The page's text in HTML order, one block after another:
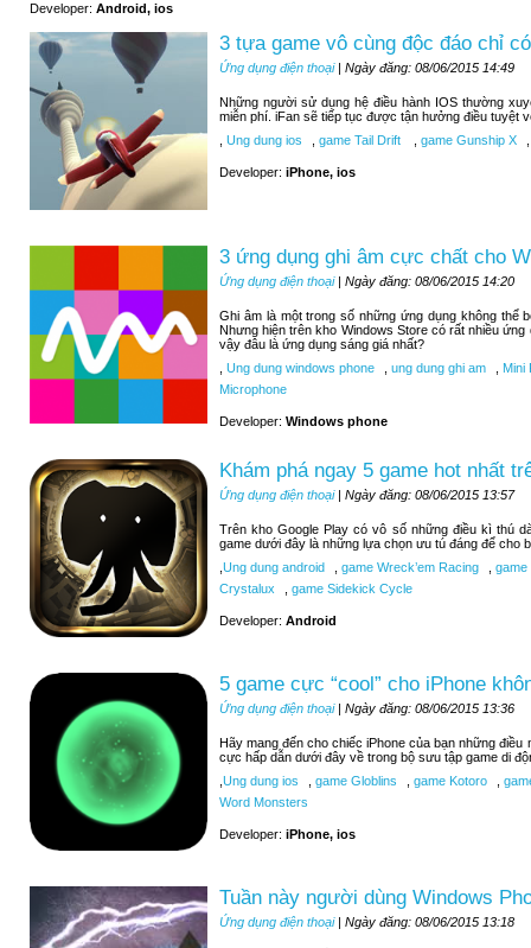
Developer: Android, ios
3 tựa game vô cùng độc đáo chỉ
Ứng dụng điện thoại| Ngày đăng: 08/06/2015 14:49
Những người sử dụng hệ điều hành IOS thường
miễn phí. iFan sẽ tiếp tục được tận hưởng điều tuyệt
Ung dung ios game Tail Drift game Gunship X
Developer: iPhone, ios
3 ứng dụng ghi âm cực chất cho
Ứng dụng điện thoại| Ngày đăng: 08/06/2015 14:20
Ghi âm là một trong số những ứng dụng không thể
Nhưng hiện trên kho Windows Store có rất nhiều
vậy đâu là ứng dụng sáng giá nhất?
Ung dung windows phone ung dung ghi am
Mini
Microphone
Developer: Windows phone
Khám phá ngay 5 game hot nhất
Ứng dụng điện thoại| Ngày đăng: 08/06/2015 13:57
Trên kho Google Play có vô số những điều kì thú
game dưới đây là những lựa chọn ưu tú đáng để cho
Ung dung android game Wreck’em Racing
game
Crystalux
game Sidekick Cycle
Developer: Android
5 game cực “cool” cho iPhone
Ứng dụng điện thoại| Ngày đăng: 08/06/2015 13:36
Hãy mang đến cho chiếc iPhone của bạn những
cực hấp dẫn dưới đây về trong bộ sưu tập game di
Ung dung ios game Globlins game Kotoro
Word Monsters
Developer: iPhone, ios
Tuần này người dùng Windows
Ứng dụng điện thoại| Ngày đăng: 08/06/2015 13:18